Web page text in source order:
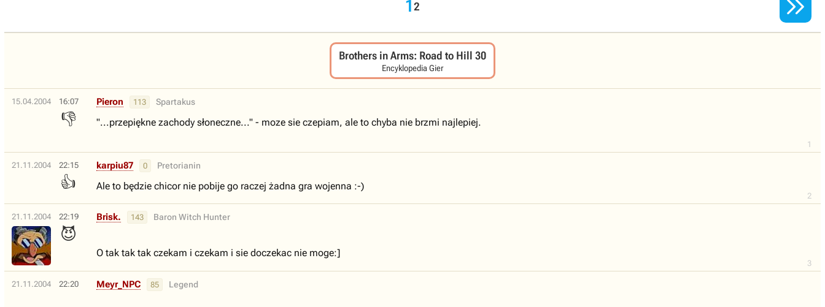
12
Brothers in Arms: Road to Hill 30
Encyklopedia Gier
15.04.2004 16:07
👎
1
Pieron 113 Spartakus
"...przepiękne zachody słoneczne..." - moze sie czepiam, ale to chyba nie brzmi najlepiej.
21.11.2004 22:15
👍
2
karpiu87 0 Pretorianin
Ale to będzie chicor nie pobije go raczej żadna gra wojenna :-)
21.11.2004 22:19
😈
3
Brisk. 143 Baron Witch Hunter
O tak tak tak czekam i czekam i sie doczekac nie moge:]
21.11.2004 22:20 Meyr_NPC 85 Legend